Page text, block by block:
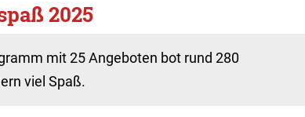
2025
mit 25 Angeboten bot rund 280
viel Spaß.